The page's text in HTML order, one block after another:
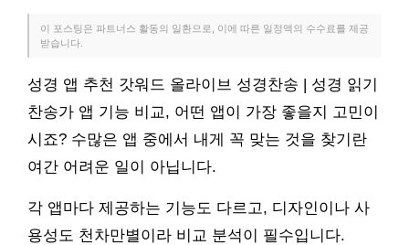
이 포스팅은 파트너스 활동의 일환으로, 이에 따른 일정액의 수수료를 제공
받습니다.
성경 앱 추천 갓워드 올라이브 성경찬송 | 성경 읽기
찬송가 앱 기능 비교, 어떤 앱이 가장 좋을지 고민이
시죠? 수많은 앱 중에서 내게 꼭 맞는 것을 찾기란
여간 어려운 일이 아닙니다.
각 앱마다 제공하는 기능도 다르고, 디자인이나 사
용성도 천차만별이라 비교 분석이 필수입니다.